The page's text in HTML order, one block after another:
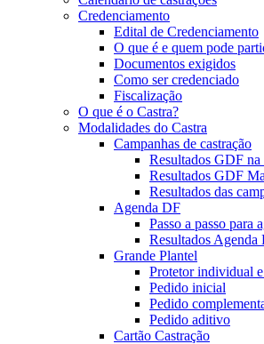
Credenciamento
Edital de Credenciamento
O que é e quem pode
Documentos exigidos
Como ser credenciado
Fiscalização
O que é o Castra?
Modalidades do Castra
Campanhas de castração
Resultados GDF na
Resultados GDF
Resultados das
Agenda DF
Passo a passo para
Resultados Agenda
Grande Plantel
Protetor individual
Pedido inicial
Pedido
Pedido aditivo
Cartão Castração